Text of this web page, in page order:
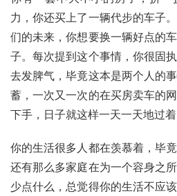
力，你还买上了一辆代步的车子
们的未来，你想要换一辆好点的
子。每次提到这个事情，你很固
去发脾气，毕竟这本是两个人的
蓄，一次又一次的在买房卖车的
下手，日子就这样一天一天地过着
你的生活很多人都在羡慕着，毕
还有那么多家庭在为一个容身之
少点什么，总觉得你的生活不应